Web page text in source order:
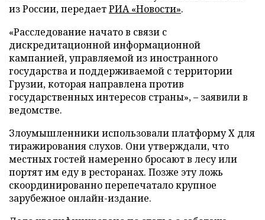
из России, передаетРИА «Новости».
«Расследование начато в связи с
дискредитационной информационной
кампанией, управляемой из иностранного
государства и поддерживаемой с территории
Грузии, которая направлена против
государственных интересов страны», – заявили в
ведомстве.
Злоумышленники использовали платформу X для
тиражирования слухов. Они утверждали, что
местных гостей намеренно бросают в лесу или
портят им еду в ресторанах. Позже эту ложь
скоординированно перепечатало крупное
зарубежное онлайн-издание.